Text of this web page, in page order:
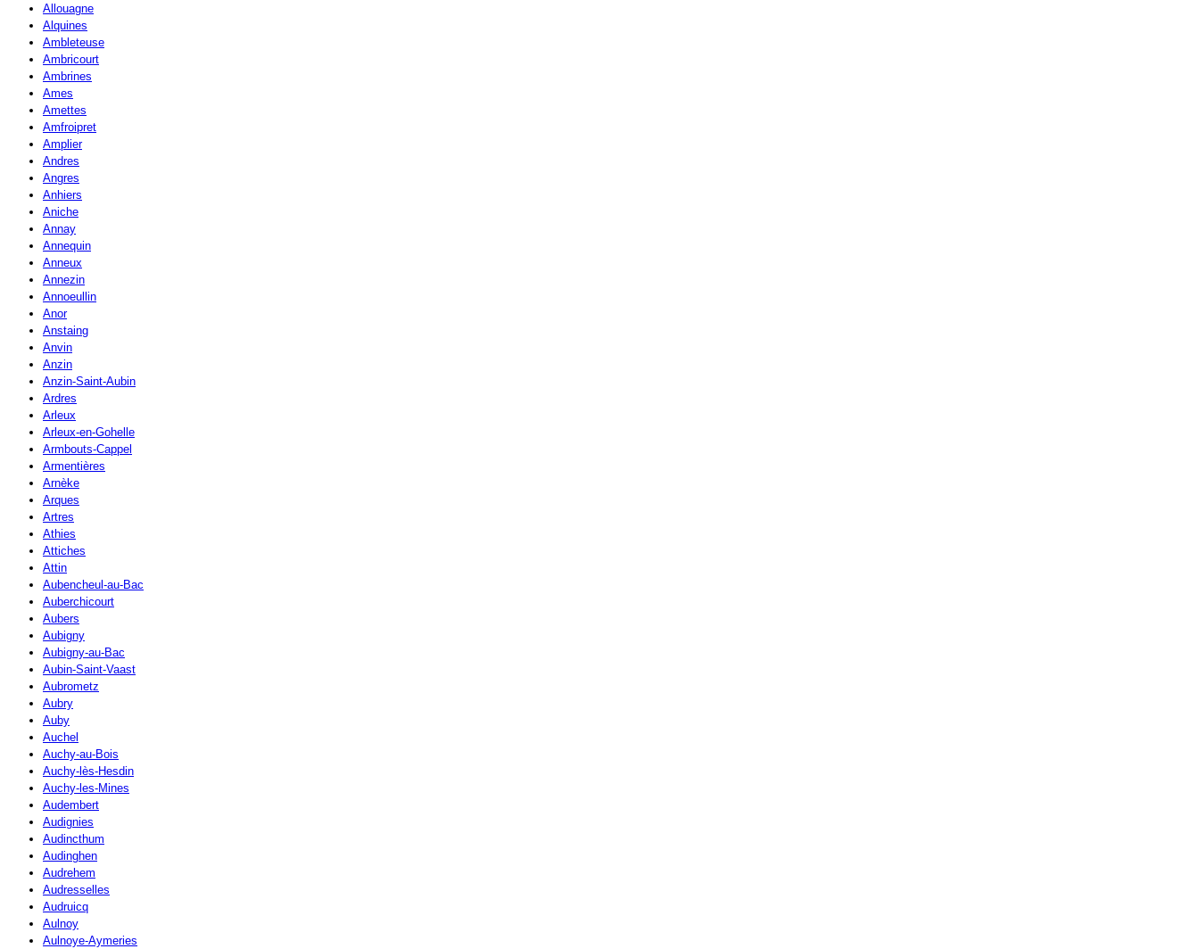
Allouagne
Alquines
Ambleteuse
Ambricourt
Ambrines
Ames
Amettes
Amfroipret
Amplier
Andres
Angres
Anhiers
Aniche
Annay
Annequin
Anneux
Annezin
Annoeullin
Anor
Anstaing
Anvin
Anzin
Anzin-Saint-Aubin
Ardres
Arleux
Arleux-en-Gohelle
Armbouts-Cappel
Armentières
Arnèke
Arques
Artres
Athies
Attiches
Attin
Aubencheul-au-Bac
Auberchicourt
Aubers
Aubigny
Aubigny-au-Bac
Aubin-Saint-Vaast
Aubrometz
Aubry
Auby
Auchel
Auchy-au-Bois
Auchy-lès-Hesdin
Auchy-les-Mines
Audembert
Audignies
Audincthum
Audinghen
Audrehem
Audresselles
Audruicq
Aulnoy
Aulnoye-Aymeries